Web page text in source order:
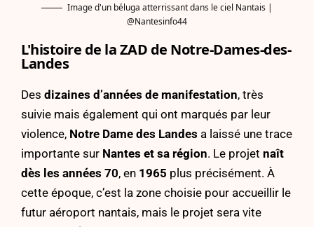
Image d'un béluga atterrissant dans le ciel Nantais |
@Nantesinfo44
L'histoire de la ZAD de Notre-Dames-des-
Landes
Des dizaines d’années de manifestation, très
suivie mais également qui ont marqués par leur
violence, Notre Dame des Landes a laissé une trace
importante sur Nantes et sa région. Le projet naît
dès les années 70, en 1965 plus précisément. À
cette époque, c’est la zone choisie pour accueillir le
futur aéroport nantais, mais le projet sera vite